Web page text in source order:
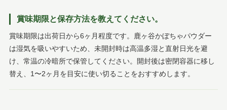
賞味期限と保存方法を教えてください。
賞味期限は出荷日から6ヶ月程度です。鹿ヶ谷かぼちゃパウダー
は湿気を吸いやすいため、未開封時は高温多湿と直射日光を避
け、常温の冷暗所で保管してください。開封後は密閉容器に移し
替え、1〜2ヶ月を目安に使い切ることをおすすめします。